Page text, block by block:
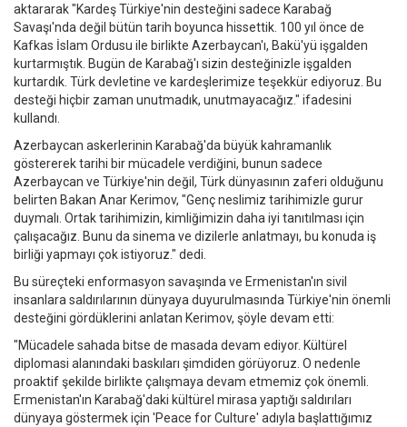
aktararak "Kardeş Türkiye'nin desteğini sadece Karabağ
Savaşı'nda değil bütün tarih boyunca hissettik. 100 yıl önce de
Kafkas İslam Ordusu ile birlikte Azerbaycan'ı, Bakü'yü işgalden
kurtarmıştık. Bugün de Karabağ'ı sizin desteğinizle işgalden
kurtardık. Türk devletine ve kardeşlerimize teşekkür ediyoruz. Bu
desteği hiçbir zaman unutmadık, unutmayacağız." ifadesini
kullandı.
Azerbaycan askerlerinin Karabağ'da büyük kahramanlık
göstererek tarihi bir mücadele verdiğini, bunun sadece
Azerbaycan ve Türkiye'nin değil, Türk dünyasının zaferi olduğunu
belirten Bakan Anar Kerimov, "Genç neslimiz tarihimizle gurur
duymalı. Ortak tarihimizin, kimliğimizin daha iyi tanıtılması için
çalışacağız. Bunu da sinema ve dizilerle anlatmayı, bu konuda iş
birliği yapmayı çok istiyoruz." dedi.
Bu süreçteki enformasyon savaşında ve Ermenistan'ın sivil
insanlara saldırılarının dünyaya duyurulmasında Türkiye'nin önemli
desteğini gördüklerini anlatan Kerimov, şöyle devam etti:
"Mücadele sahada bitse de masada devam ediyor. Kültürel
diplomasi alanındaki baskıları şimdiden görüyoruz. O nedenle
proaktif şekilde birlikte çalışmaya devam etmemiz çok önemli.
Ermenistan'ın Karabağ'daki kültürel mirasa yaptığı saldırıları
dünyaya göstermek için 'Peace for Culture' adıyla başlattığımız